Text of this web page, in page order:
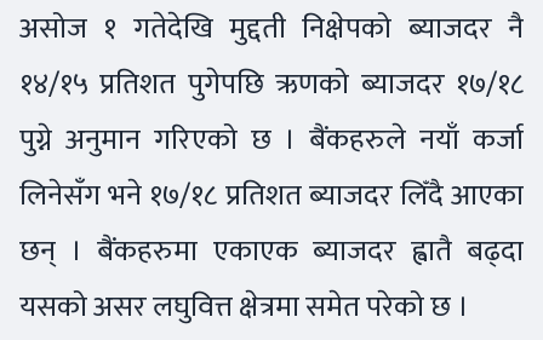
असोज १ गतेदेखि मुद्दती निक्षेपको ब्याजदर नै
१४/१५ प्रतिशत पुगेपछि ऋणको ब्याजदर १७/१८
पुग्ने अनुमान गरिएको छ । बैंकहरुले नयाँ कर्जा
लिनेसँग भने १७/१८ प्रतिशत ब्याजदर लिँदै आएका
छन् । बैंकहरुमा एकाएक ब्याजदर ह्वातै बढ्दा
यसको असर लघुवित्त क्षेत्रमा समेत परेको छ ।